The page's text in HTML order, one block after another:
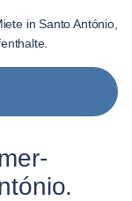
in Santo António,